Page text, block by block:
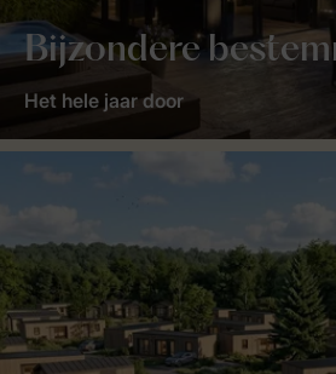
Bijzondere
Het hele jaar door